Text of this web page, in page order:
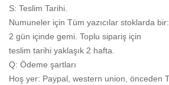
S: Teslim Tarihi.
Numuneler için Tüm yazıcılar stoklarda
2 gün içinde gemi. Toplu sipariş için
teslim tarihi yaklaşık 2 hafta.
Q: Ödeme şartları
Hoş yer: Paypal, western union, önceden